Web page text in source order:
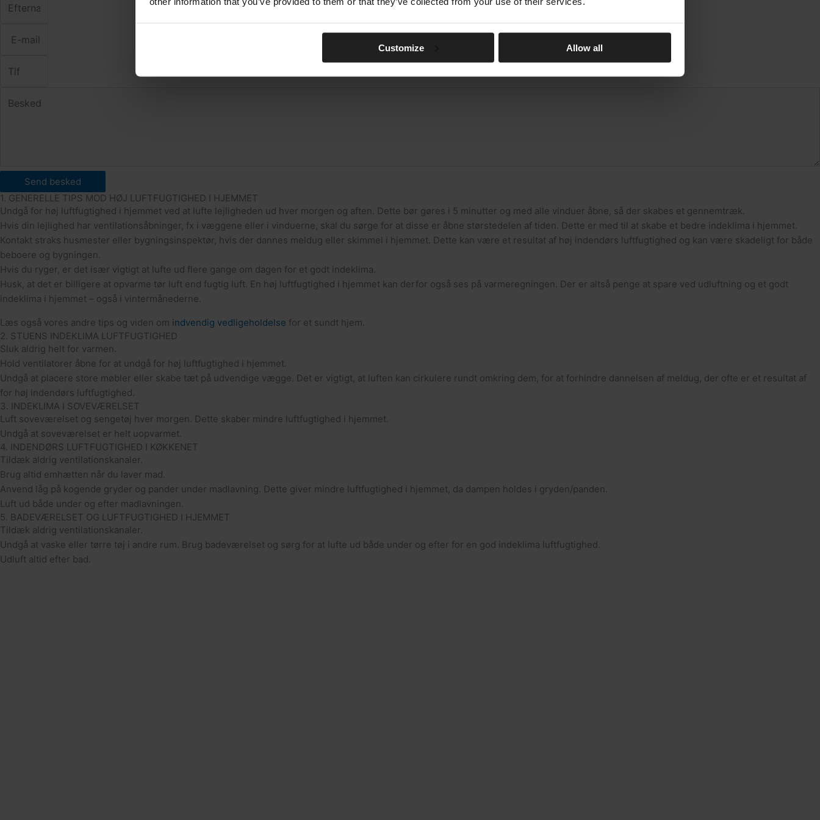
Customize Allow all
Send besked
1. GENERELLE TIPS MOD HØJ LUFTFUGTIGHED I HJEMMET
Undgå for høj luftfugtighed i hjemmet ved at lufte lejligheden ud hver morgen og aften. Dette bør gøres i 5 minutter og med alle vinduer åbne, så der skabes et gennemtræk.
Hvis din lejlighed har ventilationsåbninger, fx i væggene eller i vinduerne, skal du sørge for at disse er åbne størstedelen af tiden. Dette er med til at skabe et bedre indeklima i hjemmet.
Kontakt straks husmester eller bygningsinspektør, hvis der dannes meldug eller skimmel i hjemmet. Dette kan være et resultat af høj indendørs luftfugtighed og kan være skadeligt for både
beboere og bygningen.
Hvis du ryger, er det især vigtigt at lufte ud flere gange om dagen for et godt indeklima.
Husk, at det er billigere at opvarme tør luft end fugtig luft. En høj luftfugtighed i hjemmet kan derfor også ses på varmeregningen. Der er altså penge at spare ved udluftning og et godt
indeklima i hjemmet – også i vintermånederne.
Læs også vores andre tips og viden om indvendig vedligeholdelse for et sundt hjem.
2. STUENS INDEKLIMA LUFTFUGTIGHED
Sluk aldrig helt for varmen.
Hold ventilatorer åbne for at undgå for høj luftfugtighed i hjemmet.
Undgå at placere store møbler eller skabe tæt på udvendige vægge. Det er vigtigt, at luften kan cirkulere rundt omkring dem, for at forhindre dannelsen af meldug, der ofte er et resultat af
for høj indendørs luftfugtighed.
3. INDEKLIMA I SOVEVÆRELSET
Luft soveværelset og sengetøj hver morgen. Dette skaber mindre luftfugtighed i hjemmet.
Undgå at soveværelset er helt uopvarmet.
4. INDENDØRS LUFTFUGTIGHED I KØKKENET
Tildæk aldrig ventilationskanaler.
Brug altid emhætten når du laver mad.
Anvend låg på kogende gryder og pander under madlavning. Dette giver mindre luftfugtighed i hjemmet, da dampen holdes i gryden/panden.
Luft ud både under og efter madlavningen.
5. BADEVÆRELSET OG LUFTFUGTIGHED I HJEMMET
Tildæk aldrig ventilationskanaler.
Undgå at vaske eller tørre tøj i andre rum. Brug badeværelset og sørg for at lufte ud både under og efter for en god indeklima luftfugtighed.
Udluft altid efter bad.